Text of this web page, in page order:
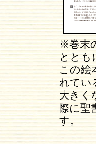
※巻末
ととも
この絵
れてい
大きく
際に聖
す。